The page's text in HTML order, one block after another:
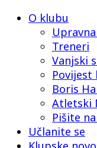
O klubu
Treneri
Vanjski
Povijest
Boris
Atletski
Pišite
Učlanite se